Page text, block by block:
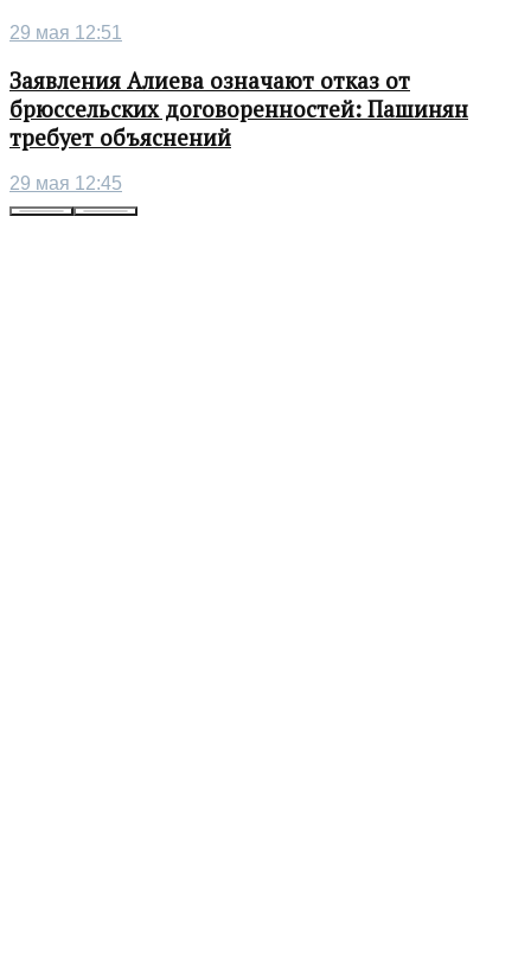
29 мая 12:51
Заявления Алиева означают отказ от
брюссельских договоренностей: Пашинян
требует объяснений
29 мая 12:45